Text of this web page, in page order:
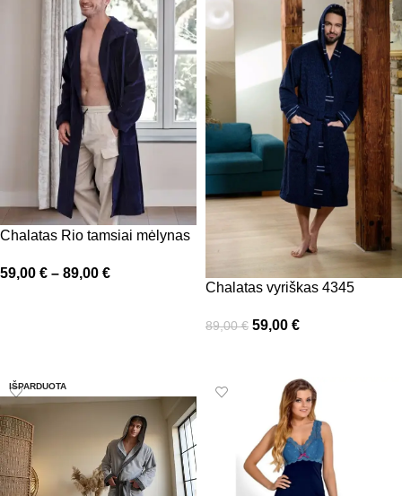
Chalatas Rio tamsiai mėlynas
59,00 € – 89,00 €
Chalatas vyriškas 4345
89,00€ 59,00 €
IŠPARDUOTA